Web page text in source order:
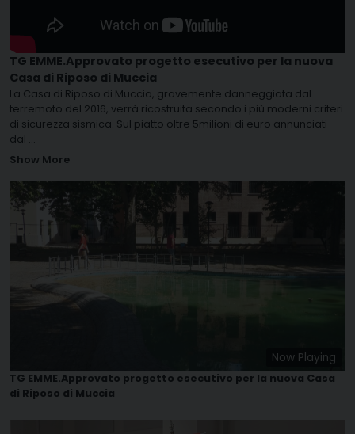
TG EMME.Approvato progetto esecutivo per la nuova
Casa di Riposo di Muccia
La Casa di Riposo di Muccia, gravemente danneggiata dal
terremoto del 2016, verrà ricostruita secondo i più moderni criteri
di sicurezza sismica. Sul piatto oltre 5milioni di euro annunciati
dal ...
Show More
Now Playing
TG EMME.Approvato progetto esecutivo per la nuova Casa
di Riposo di Muccia